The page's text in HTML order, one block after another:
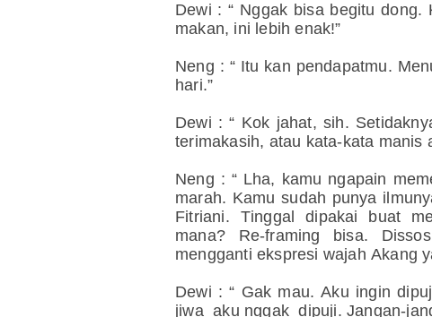
Dewi : “ Nggak bisa begitu
makan, ini lebih enak!”
Neng : “ Itu kan pendapatmu.
hari.”
Dewi : “ Kok jahat, sih.
terimakasih, atau kata-kata manis
Neng : “ Lha, kamu ngapain
marah. Kamu sudah punya
Fitriani. Tinggal dipakai buat
mana? Re-framing bisa.
mengganti ekspresi wajah Akang
Dewi : “ Gak mau. Aku ingin
jiwa aku nggak dipuji. Jangan-